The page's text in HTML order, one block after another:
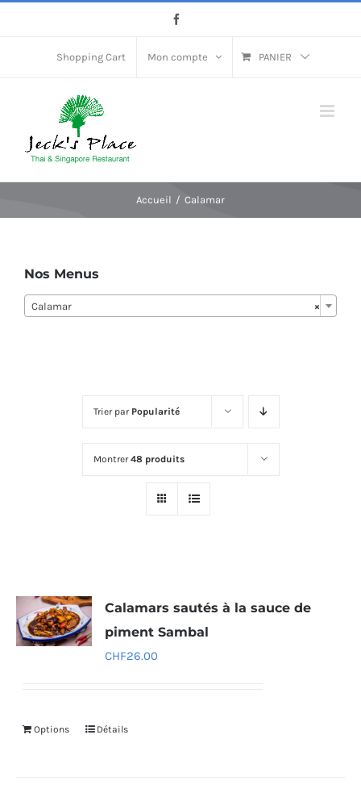
Shopping Cart Mon compte PANIER
Accueil Calamar
Trier par Popularité
Montrer48 produits
Calamars sautés à la sauce de
piment Sambal
CHF26.00
Options Détails
Nos Menus
×
Calamar